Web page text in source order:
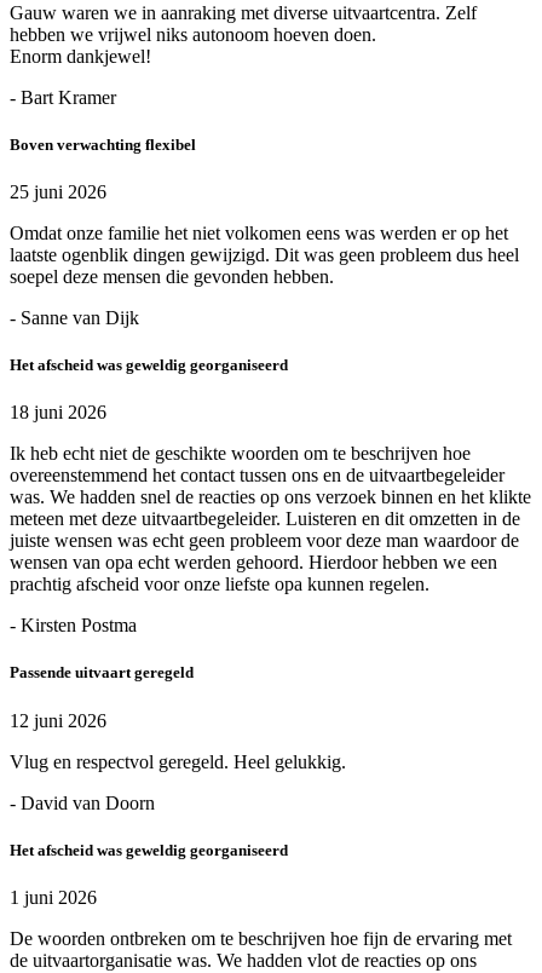
Gauw waren we in aanraking met diverse uitvaartcentra. Zelf
hebben we vrijwel niks autonoom hoeven doen.
Enorm dankjewel!
- Bart Kramer
Boven verwachting flexibel
25 juni 2026
Omdat onze familie het niet volkomen eens was werden er op het
laatste ogenblik dingen gewijzigd. Dit was geen probleem dus heel
soepel deze mensen die gevonden hebben.
- Sanne van Dijk
Het afscheid was geweldig georganiseerd
18 juni 2026
Ik heb echt niet de geschikte woorden om te beschrijven hoe
overeenstemmend het contact tussen ons en de uitvaartbegeleider
was. We hadden snel de reacties op ons verzoek binnen en het klikte
meteen met deze uitvaartbegeleider. Luisteren en dit omzetten in de
juiste wensen was echt geen probleem voor deze man waardoor de
wensen van opa echt werden gehoord. Hierdoor hebben we een
prachtig afscheid voor onze liefste opa kunnen regelen.
- Kirsten Postma
Passende uitvaart geregeld
12 juni 2026
Vlug en respectvol geregeld. Heel gelukkig.
- David van Doorn
Het afscheid was geweldig georganiseerd
1 juni 2026
De woorden ontbreken om te beschrijven hoe fijn de ervaring met
de uitvaartorganisatie was. We hadden vlot de reacties op ons